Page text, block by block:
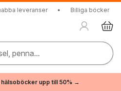
leveranser • Billiga böcker
penna...
hälsoböcker upp till 50% →